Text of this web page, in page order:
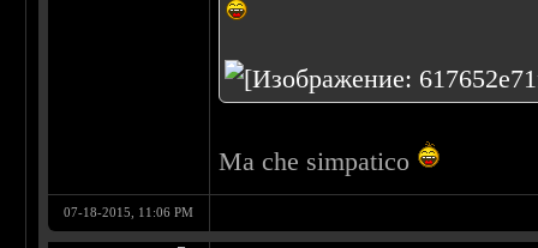
Ma che simpatico
07-18-2015, 11:06 PM